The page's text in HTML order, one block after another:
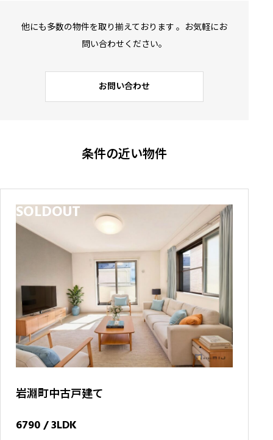
他にも多数の物件を取り揃えております 。お気軽にお
問い合わせください。
お問い合わせ
条件の近い物件
SOLDOUT
岩淵町中古戸建て
6790 / 3LDK